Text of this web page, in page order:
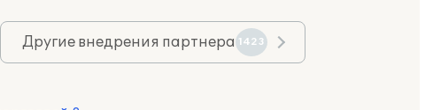
Другие внедрения партнера 1423